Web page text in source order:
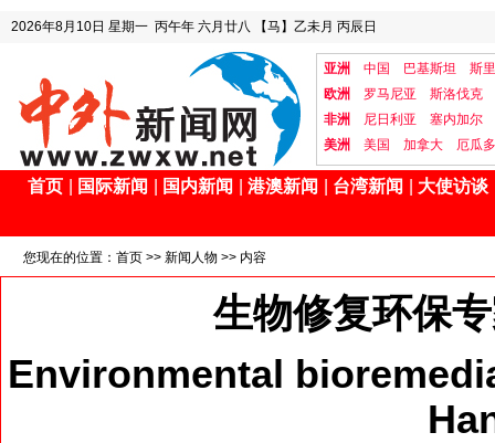
2026年8月10日 星期一 丙午年 六月廿八 【马】乙未月 丙辰日
亚洲 中国 巴基斯坦
斯
欧洲
罗马尼亚
斯洛伐克
非洲
尼日利亚
塞内加尔
美洲
美国 加拿大 厄瓜
首页 国际新闻 国内新闻 港澳新闻 台湾新闻 大使访谈
您现在的位置： 首页 >> 新闻人物 >> 内容
生物修复环保
Environmental